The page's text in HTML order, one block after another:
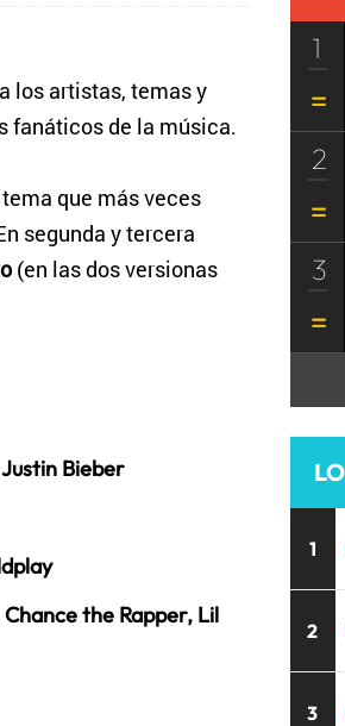
los artistas, temas y
fanáticos de la música.
que más veces
segunda y tercera
(en las dos versionas
Bieber
the Rapper, Lil
1
2
3
1
2
3